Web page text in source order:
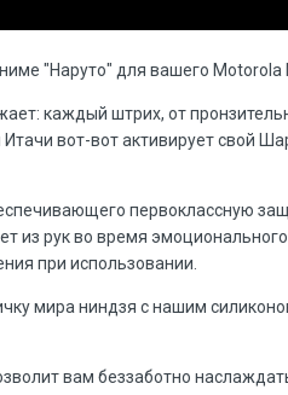
"Наруто" для вашего Motorola
каждый штрих, от
вот-вот активирует свой
первоклассную
из рук во время
при использовании.
мира ниндзя с нашим
вам беззаботно